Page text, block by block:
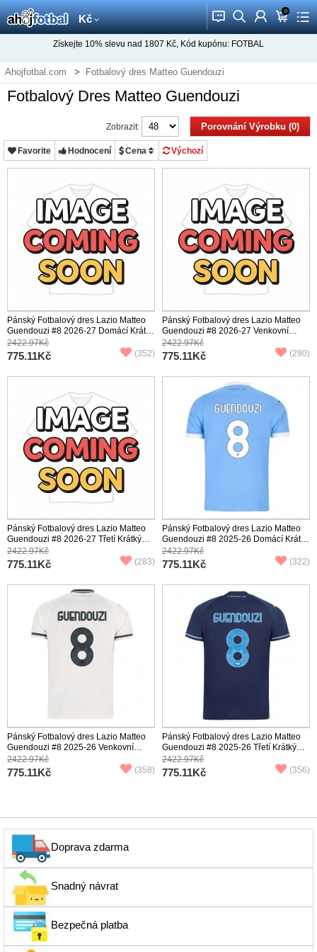
Kč 󰂱 󰂨 󰃳 0
󰃦 󰃖
Získejte 10% slevu nad 1807 Kč, Kód kupónu: FOTBAL
Ahojfotbal.com Fotbalový dres Matteo Guendouzi
Fotbalový Dres Matteo Guendouzi
Porovnání Výrobku (0)
Zobrazit:
Favorite Hodnocení Cena Výchozí
Pánský Fotbalový dres Lazio Matteo
Guendouzi #8 2026-27 Domácí Krátký
Rukáv
2422.97Kč
775.11Kč (352)
Pánský Fotbalový dres Lazio Matteo
Guendouzi #8 2026-27 Venkovní
Krátký Rukáv
2422.97Kč
775.11Kč (290)
Pánský Fotbalový dres Lazio Matteo
Guendouzi #8 2026-27 Třetí Krátký
Rukáv
2422.97Kč
775.11Kč (283)
Pánský Fotbalový dres Lazio Matteo
Guendouzi #8 2025-26 Domácí Krátký
Rukáv
2422.97Kč
775.11Kč (322)
Pánský Fotbalový dres Lazio Matteo
Guendouzi #8 2025-26 Venkovní
Krátký Rukáv
2422.97Kč
775.11Kč (358)
Pánský Fotbalový dres Lazio Matteo
Guendouzi #8 2025-26 Třetí Krátký
Rukáv
2422.97Kč
775.11Kč (356)
Doprava zdarma
Snadný návrat
Bezpečná platba